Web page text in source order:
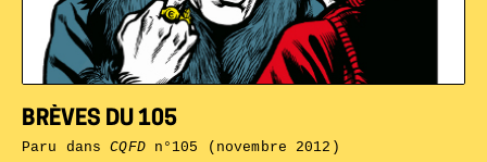
BRÈVES DU 105
Paru dansCQFDn°105 (novembre 2012)